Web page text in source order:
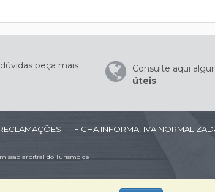
peça mais
Consulte aqui
úteis
| FICHA INFORMATIVA
arbitral do Turismo de